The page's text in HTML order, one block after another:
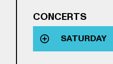
CONCERTS
SATURDAY